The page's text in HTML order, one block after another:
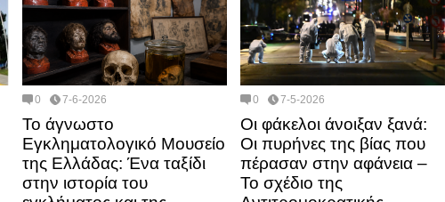
0 7-6-2026
Το άγνωστο
Εγκληματολογικό Μουσείο
της Ελλάδας: Ένα ταξίδι
στην ιστορία του
0 7-5-2026
Οι φάκελοι άνοιξαν ξανά:
Οι πυρήνες της βίας που
πέρασαν στην αφάνεια –
Το σχέδιο της